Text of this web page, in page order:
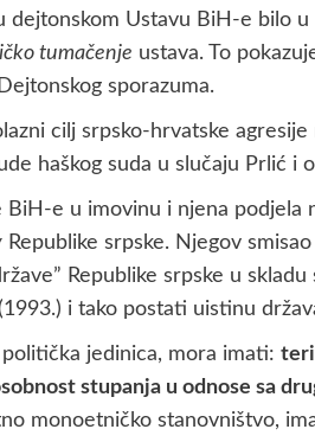
Ustavu BiH-e bilo
tumačenje ustava. To
sporazuma.
cilj srpsko-hrvatske
haškog suda u slučaju Prlić i
e u imovinu i njena podjela
Republike srpske. Njegov
Republike srpske u
i tako postati uistinu
jedinica, mora imati:
stupanja u odnose sa
monoetničko stanovništvo,